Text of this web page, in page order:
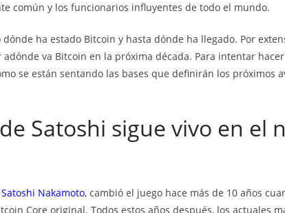
común y los funcionarios influyentes de todo el mundo.
dónde ha estado Bitcoin y hasta dónde ha llegado. Por
va Bitcoin en la próxima década. Para intentar
se están sentando las bases que definirán los próximos
Satoshi sigue vivo en el
Nakamoto, cambió el juego hace más de 10 años
Core original. Todos estos años después, los actuales